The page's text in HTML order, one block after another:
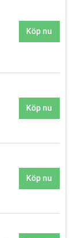
Köp nu
Köp nu
Köp nu